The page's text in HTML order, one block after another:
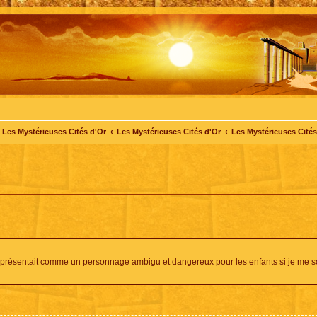
Les Mystérieuses Cités d'Or Les Mystérieuses Cités d'Or Les Mystérieuses
comme un personnage ambigu et dangereux pour les enfants si je me